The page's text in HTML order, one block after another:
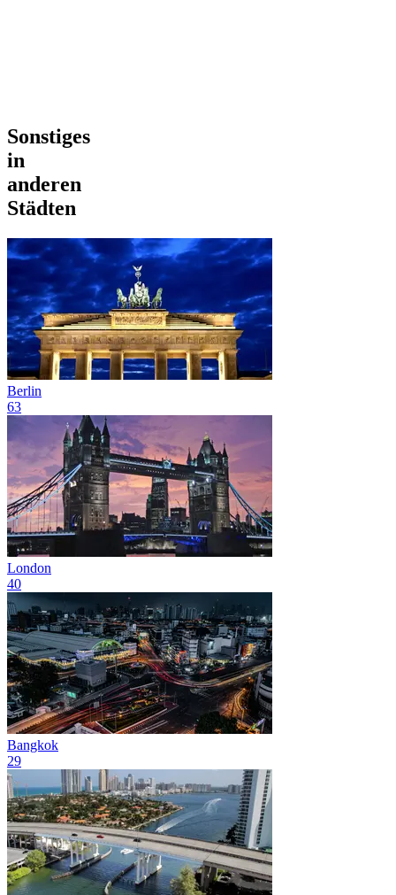
Sonstiges
in
anderen
Städten
Berlin
63
London
40
Bangkok
29